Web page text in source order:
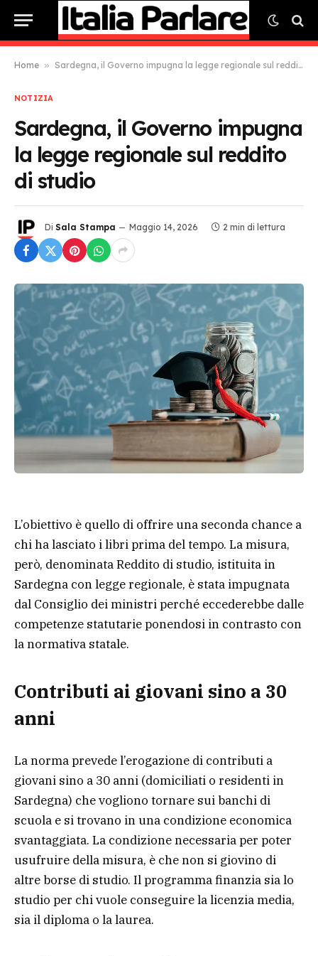
Home » Sardegna, il Governo impugna la legge regionale sul reddito di studio
NOTIZIA
Sardegna, il Governo impugna
la legge regionale sul reddito
di studio
Di Sala Stampa Maggio 14, 2026 2 min di lettura
L’obiettivo è quello di offrire una seconda chance a
chi ha lasciato i libri prima del tempo. La misura,
però, denominata Reddito di studio, istituita in
Sardegna con legge regionale, è stata impugnata
dal Consiglio dei ministri perché eccederebbe dalle
competenze statutarie ponendosi in contrasto con
la normativa statale.
Contributi ai giovani sino a 30
anni
La norma prevede l’erogazione di contributi a
giovani sino a 30 anni (domiciliati o residenti in
Sardegna) che vogliono tornare sui banchi di
scuola e si trovano in una condizione economica
svantaggiata. La condizione necessaria per poter
usufruire della misura, è che non si giovino di
altre borse di studio. Il programma finanzia sia lo
studio per chi vuole conseguire la licenzia media,
sia il diploma o la laurea.